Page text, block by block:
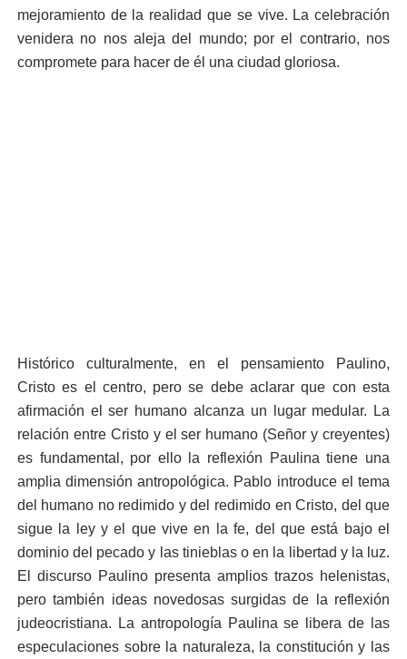
mejoramiento de la realidad que se vive. La celebración
venidera no nos aleja del mundo; por el contrario, nos
compromete para hacer de él una ciudad gloriosa.
Histórico culturalmente, en el pensamiento Paulino,
Cristo es el centro, pero se debe aclarar que con esta
afirmación el ser humano alcanza un lugar medular. La
relación entre Cristo y el ser humano (Señor y creyentes)
es fundamental, por ello la reflexión Paulina tiene una
amplia dimensión antropológica. Pablo introduce el tema
del humano no redimido y del redimido en Cristo, del que
sigue la ley y el que vive en la fe, del que está bajo el
dominio del pecado y las tinieblas o en la libertad y la luz.
El discurso Paulino presenta amplios trazos helenistas,
pero también ideas novedosas surgidas de la reflexión
judeocristiana. La antropología Paulina se libera de las
especulaciones sobre la naturaleza, la constitución y las